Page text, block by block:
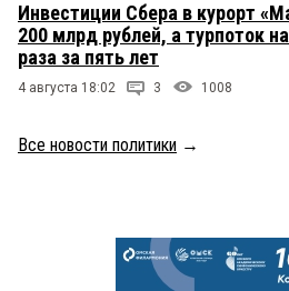
Инвестиции Сбера в курорт
200 млрд рублей, а турпоток
раза за пять лет
4 августа 18:02 3 1008
Все новости политики →